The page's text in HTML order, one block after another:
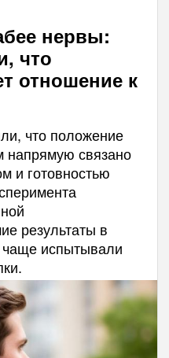
нервы:
что
отношение к
что положение
напрямую связано
и готовностью
результаты в
чаще испытывали